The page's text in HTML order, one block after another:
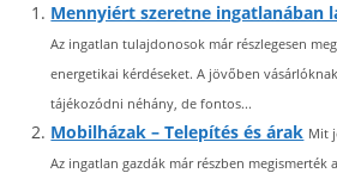
Mennyiért szeretne ingatlanában
Az ingatlan tulajdonosok már részlegesen
energetikai kérdéseket. A jövőben
tájékozódni néhány, de fontos...
Mobilházak – Telepítés és árak Mit
Az ingatlan gazdák már részben megismerték